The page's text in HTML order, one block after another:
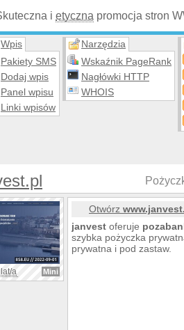
i etyczna promocja stron
Wpis
Pakiety SMS
Dodaj wpis
Panel wpisu
Linki wpisów
Narzędzia
Wskaźnik PageRank
Nagłówki HTTP
WHOIS
a Mini
Otwórz
janvest oferuje
szybka pożyczka
prywatna i pod zastaw.